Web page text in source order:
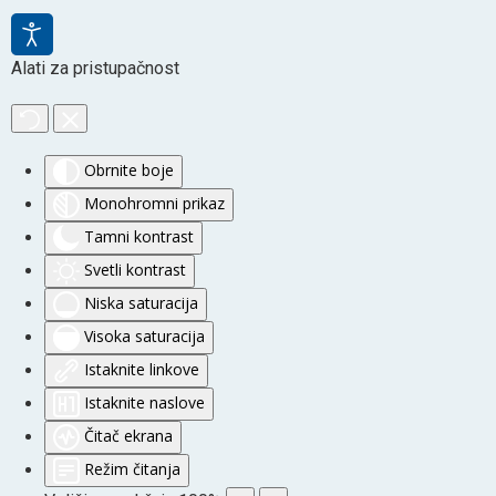
Alati za pristupačnost
Obrnite boje
Monohromni prikaz
Tamni kontrast
Svetli kontrast
Niska saturacija
Visoka saturacija
Istaknite linkove
Istaknite naslove
Čitač ekrana
Režim čitanja